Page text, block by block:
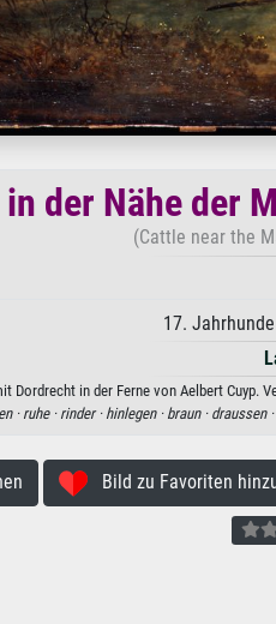
der Nähe der
(Cattle near the
17.
Dordrecht in der Ferne von Aelbert Cuyp.
· ruhe · rinder · hinlegen · braun · draussen ·
Bild zu Favoriten